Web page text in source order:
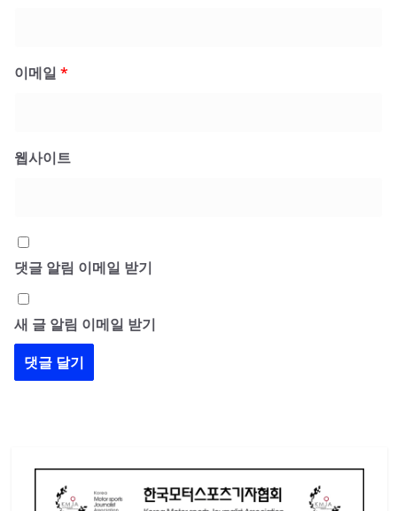
이메일 *
웹사이트
댓글 알림 이메일 받기
새 글 알림 이메일 받기